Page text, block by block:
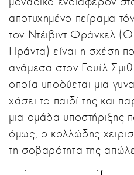
αποτυχημένο πείραμα
τον Ντέιβιντ Φράνκελ
Πράντα) είναι η σχέση
ανάμεσα στον Γουίλ
οποία υποδύεται μια
χάσει το παιδί της και
μια ομάδα υποστήριξης
όμως, ο κολλώδης
τη σοβαρότητα της